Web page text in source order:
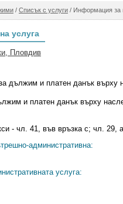
/ Списък с услуги / Информация за
услуга
Пловдив
дължим и платен данък върху
и платен данък върху
- чл. 41, във връзка с; чл. 29,
административна:
услуга: